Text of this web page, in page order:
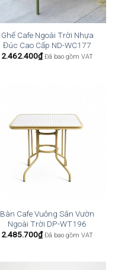
Ghế Cafe Ngoài Trời Nhựa
Đúc Cao Cấp ND-WC177
2.462.400₫ Đã bao gồm VAT
Bàn Cafe Vuông Sân Vườn
Ngoài Trời DP-WT196
2.485.700₫ Đã bao gồm VAT